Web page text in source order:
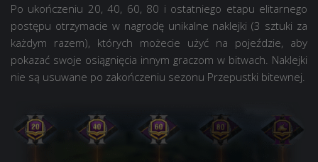
Po ukończeniu 20, 40, 60, 80 i ostatniego etapu elitarnego
postępu otrzymacie w nagrodę unikalne naklejki (3 sztuki za
każdym razem), których możecie użyć na pojeździe, aby
pokazać swoje osiągnięcia innym graczom w bitwach. Naklejki
nie są usuwane po zakończeniu sezonu Przepustki bitewnej.